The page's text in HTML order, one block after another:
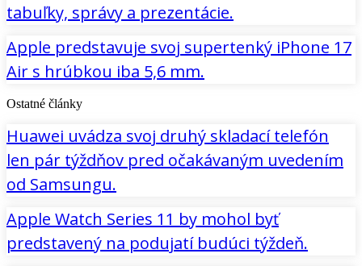
tabuľky, správy a prezentácie.
Apple predstavuje svoj supertenký iPhone 17
Air s hrúbkou iba 5,6 mm.
Ostatné články
Huawei uvádza svoj druhý skladací telefón
len pár týždňov pred očakávaným uvedením
od Samsungu.
Apple Watch Series 11 by mohol byť
predstavený na podujatí budúci týždeň.